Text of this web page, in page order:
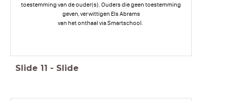
toestemming van de ouder(s). Ouders die geen toestemming
geven, verwittigen Els Abrams
van het onthaal via Smartschool.
Slide 11 - Slide